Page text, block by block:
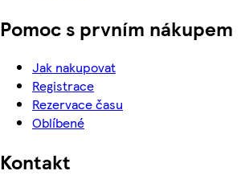
Pomoc s prvním nákupem
Jak nakupovat
Registrace
Rezervace času
Oblíbené
Kontakt